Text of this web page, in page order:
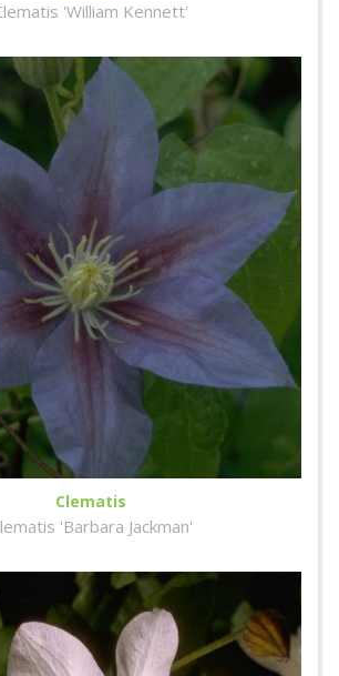
'William Kennett'
Clematis
'Barbara Jackman'